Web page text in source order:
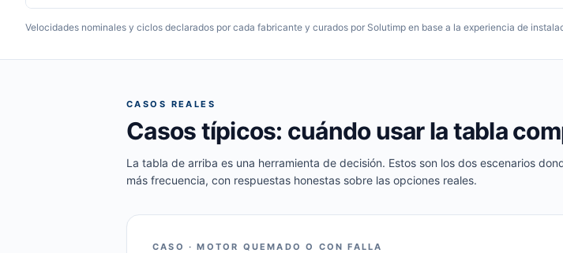
Velocidades nominales y ciclos declarados por cada fabricante y curados por Solutimp en base a la experiencia de
CASOS REALES
Casos típicos: cuándo usar la tabla
La tabla de arriba es una herramienta de decisión. Estos son los dos escenarios
más frecuencia, con respuestas honestas sobre las opciones reales.
CASO · MOTOR QUEMADO O CON FALLA